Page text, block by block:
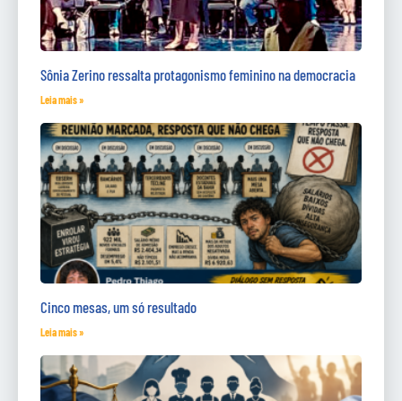
Sônia Zerino ressalta protagonismo feminino na democracia
Leia mais »
Cinco mesas, um só resultado
Leia mais »